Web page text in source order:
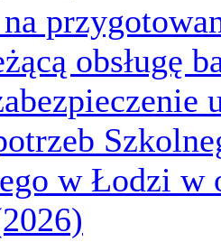
obsługę
w Łodzi w